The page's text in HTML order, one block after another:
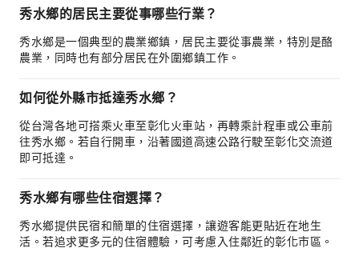
秀水鄉的居民主要從事哪些行業？
秀水鄉是一個典型的農業鄉鎮，居民主要從事農業，特別是酪
農業，同時也有部分居民在外圍鄉鎮工作。
如何從外縣市抵達秀水鄉？
從台灣各地可搭乘火車至彰化火車站，再轉乘計程車或公車前
往秀水鄉。若自行開車，沿著國道高速公路行駛至彰化交流道
即可抵達。
秀水鄉有哪些住宿選擇？
秀水鄉提供民宿和簡單的住宿選擇，讓遊客能更貼近在地生
活。若追求更多元的住宿體驗，可考慮入住鄰近的彰化市區。